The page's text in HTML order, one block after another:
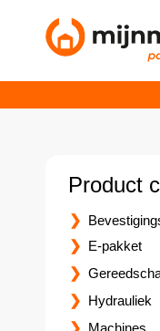
Product
E-pakket
Hydrauliek
Machines